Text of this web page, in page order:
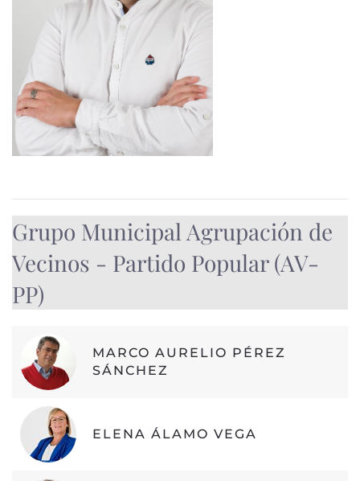
Grupo Municipal Agrupación de
Vecinos - Partido Popular (AV-
PP)
MARCO AURELIO PÉREZ
SÁNCHEZ
ELENA ÁLAMO VEGA